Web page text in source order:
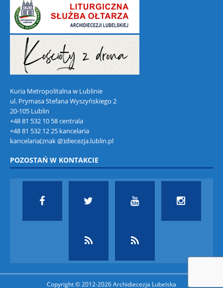
Kuria Metropolitalna w Lublinie
ul. Prymasa Stefana Wyszyńskiego 2
20-105 Lublin
+48 81 532 10 58 centrala
+48 81 532 12 25 kancelaria
kancelaria(znak @)diecezja.lublin.pl
POZOSTAŃ W KONTAKCIE
Copyright © 2012-2026 Archidiecezja Lubelska